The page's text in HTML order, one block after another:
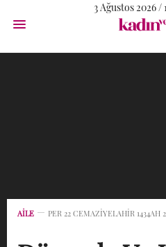
3 Ağustos 2026 /
AİLE PER 22 CEMAZIYELAHIR 1434AH